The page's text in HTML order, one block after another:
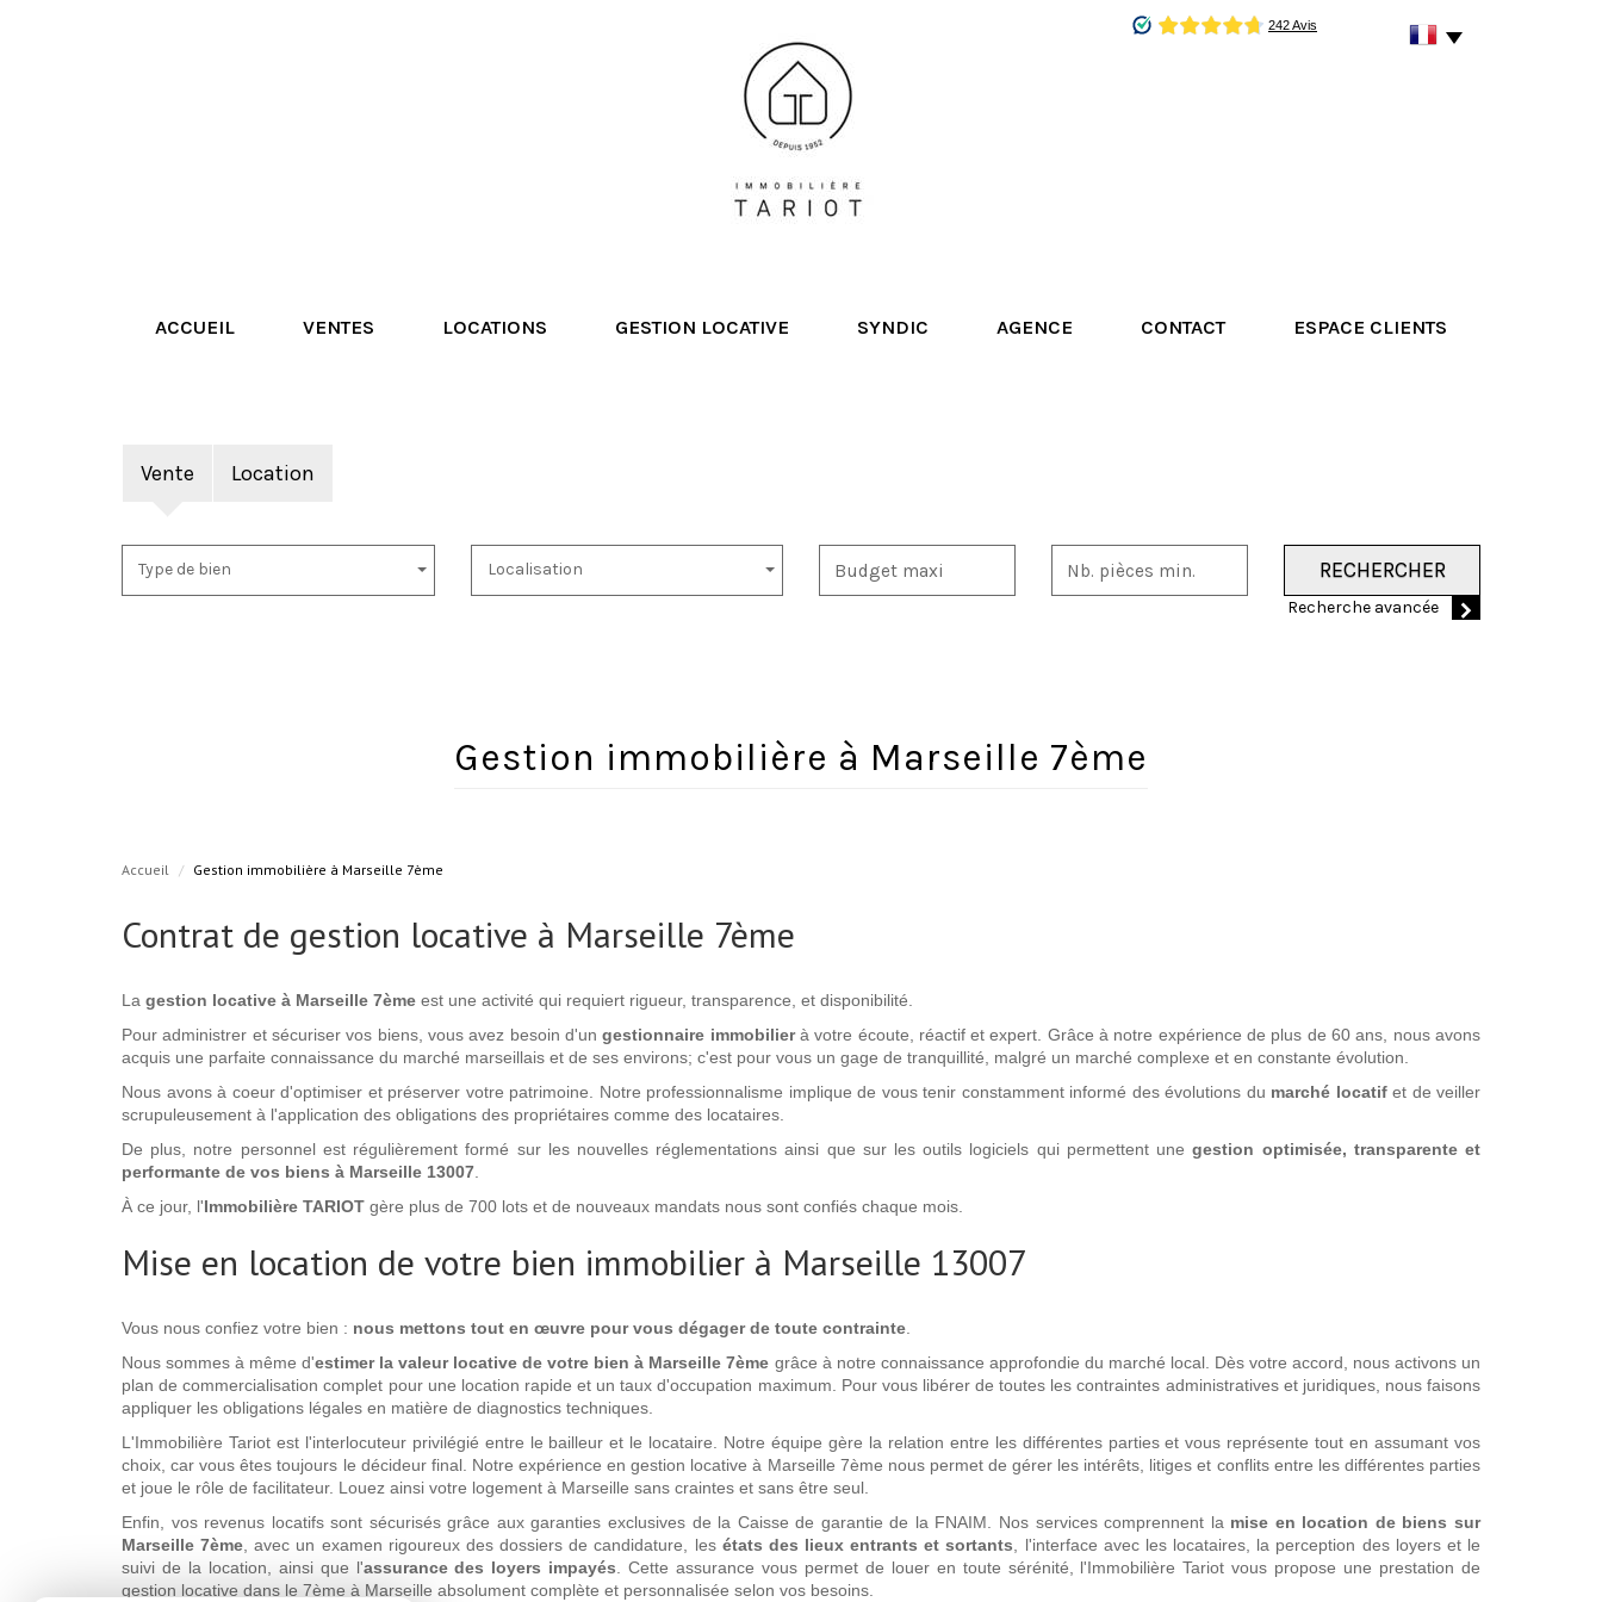
ACCUEIL VENTES LOCATIONS GESTION LOCATIVE SYNDIC AGENCE CONTACT ESPACE CLIENTS
Vente Location
Type de bien Localisation RECHERCHER
Recherche avancée
Gestion immobilière à Marseille 7ème
Accueil Gestion immobilière à Marseille 7ème
Contrat de gestion locative à Marseille 7ème
La gestion locative à Marseille 7ème est une activité qui requiert rigueur, transparence, et disponibilité.
Pour administrer et sécuriser vos biens, vous avez besoin d'ungestionnaire immobilierà votre écoute, réactif et expert. Grâce à notre expérience de plus de 60 ans, nous avons
acquis une parfaite connaissance du marché marseillais et de ses environs; c'est pour vous un gage de tranquillité, malgré un marché complexe et en constante évolution.
Nous avons à coeur d'optimiser et préserver votre patrimoine. Notre professionnalisme implique de vous tenir constamment informé des évolutions du marché locatifet de veiller
scrupuleusement à l'application des obligations des propriétaires comme des locataires.
De plus, notre personnel est régulièrement formé sur les nouvelles réglementations ainsi que sur les outils logiciels qui permettent unegestion optimisée, transparente et
performante de vos biens à Marseille 13007
À ce jour, l'Immobilière TARIOT gère plus de 700 lots et de nouveaux mandats nous sont confiés chaque mois.
Mise en location de votre bien immobilier à Marseille 13007
Vous nous confiez votre bien : nous mettons tout en œuvre pour vous dégager de toute contrainte
Nous sommes à même d'estimer la valeur locative de votre bien à Marseille 7ème grâce à notre connaissance approfondie du marché local. Dès votre accord, nous activons un
plan de commercialisation complet pour une location rapide et un taux d'occupation maximum. Pour vous libérer de toutes les contraintes administratives et juridiques, nous faisons
appliquer les obligations légales en matière de diagnostics techniques.
L'Immobilière Tariot est l'interlocuteur privilégié entre le bailleur et le locataire. Notre équipe gère la relation entre les différentes parties et vous représente tout en assumant vos
choix, car vous êtes toujours le décideur final. Notre expérience en gestion locative à Marseille 7ème nous permet de gérer les intérêts, litiges et conflits entre les différentes parties
et joue le rôle de facilitateur. Louez ainsi votre logement à Marseille sans craintes et sans être seul.
Enfin, vos revenus locatifs sont sécurisés grâce aux garanties exclusives de la Caisse de garantie de la FNAIM. Nos services comprennent la mise en location de biens sur
Marseille 7ème , avec un examen rigoureux des dossiers de candidature, les états des lieux entrants et sortants , l'interface avec les locataires, la perception des loyers et le
suivi de la location, ainsi que l'assurance des loyers impayés . Cette assurance vous permet de louer en toute sérénité, l'Immobilière Tariot vous propose une prestation de
gestion locative dans le 7ème à Marseille absolument complète et personnalisée selon vos besoins.